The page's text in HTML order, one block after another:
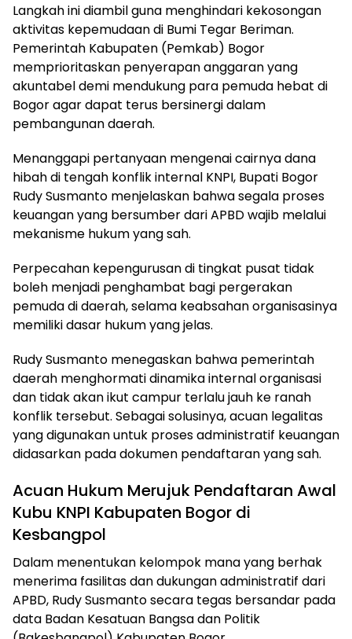
Langkah ini diambil guna menghindari kekosongan
aktivitas kepemudaan di Bumi Tegar Beriman.
Pemerintah Kabupaten (Pemkab) Bogor
memprioritaskan penyerapan anggaran yang
akuntabel demi mendukung para pemuda hebat di
Bogor agar dapat terus bersinergi dalam
pembangunan daerah.
Menanggapi pertanyaan mengenai cairnya dana
hibah di tengah konflik internal KNPI, Bupati Bogor
Rudy Susmanto menjelaskan bahwa segala proses
keuangan yang bersumber dari APBD wajib melalui
mekanisme hukum yang sah.
Perpecahan kepengurusan di tingkat pusat tidak
boleh menjadi penghambat bagi pergerakan
pemuda di daerah, selama keabsahan organisasinya
memiliki dasar hukum yang jelas.
Rudy Susmanto menegaskan bahwa pemerintah
daerah menghormati dinamika internal organisasi
dan tidak akan ikut campur terlalu jauh ke ranah
konflik tersebut. Sebagai solusinya, acuan legalitas
yang digunakan untuk proses administratif keuangan
didasarkan pada dokumen pendaftaran yang sah.
Acuan Hukum Merujuk Pendaftaran Awal
Kubu KNPI Kabupaten Bogor di
Kesbangpol
Dalam menentukan kelompok mana yang berhak
menerima fasilitas dan dukungan administratif dari
APBD, Rudy Susmanto secara tegas bersandar pada
data Badan Kesatuan Bangsa dan Politik